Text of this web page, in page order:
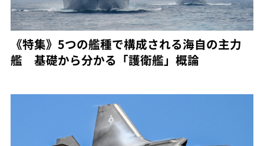
《特集》5つの艦種で構成される海自の主力
艦 基礎から分かる「護衛艦」概論